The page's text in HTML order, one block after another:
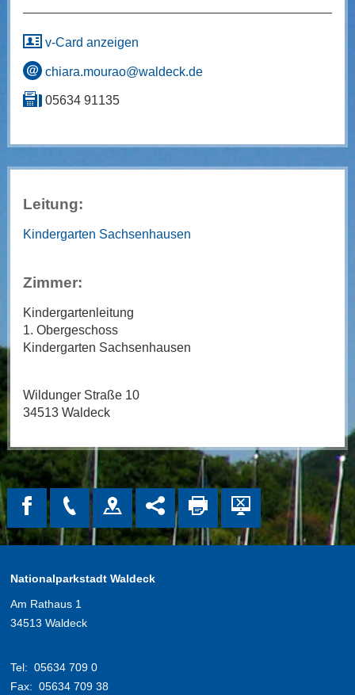
v-Card anzeigen
chiara.mourao@waldeck.de
05634 91135
Leitung:
Kindergarten Sachsenhausen
Zimmer:
Kindergartenleitung
1. Obergeschoss
Kindergarten Sachsenhausen
Wildunger Straße 10
34513 Waldeck
Nationalparkstadt Waldeck
Am Rathaus 1
34513 Waldeck
Tel: 05634 709 0
Fax: 05634 709 38